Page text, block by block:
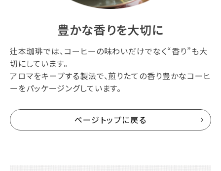
豊かな香りを大切に
辻本珈琲では、コーヒーの味わいだけでなく“香り”も大
切にしています。
アロマをキープする製法で、煎りたての香り豊かなコーヒ
ーをパッケージングしています。
ページトップに戻る